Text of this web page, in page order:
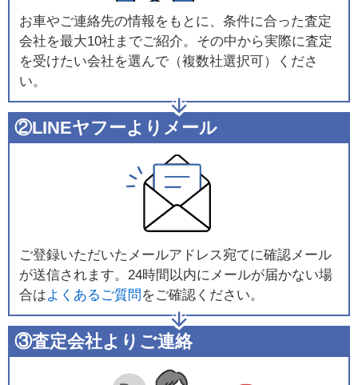
お車やご連絡先の情報をもとに、条件に合った査定
会社を最大10社までご紹介。その中から実際に査定
を受けたい会社を選んで（複数社選択可）くださ
い。
②LINEヤフーよりメール
ご登録いただいたメールアドレス宛てに確認メール
が送信されます。24時間以内にメールが届かない場
合はよくあるご質問 をご確認ください。
③査定会社よりご連絡